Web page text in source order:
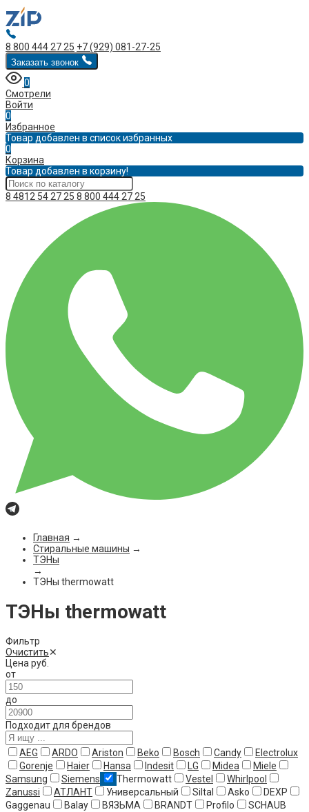
8 800 444 27 25 +7 (929) 081-27-25
Заказать звонок
0
Смотрели
Войти
0
Избранное
Товар добавлен в список избранных
0
Корзина
Товар добавлен в корзину!
8 4812 54 27 25 8 800 444 27 25
Главная →
Стиральные машины →
ТЭНы
→
ТЭНы thermowatt
ТЭНы thermowatt
Фильтр
Очистить✕
Ценаруб.
от
до
Подходит для брендов
AEG ARDO Ariston Beko Bosch Candy
Electrolux
Gorenje
Haier Hansa Indesit LG Midea
Miele
Samsung
Siemens Thermowatt Vestel
Whirlpool
Zanussi
АТЛАНТ Универсальный Siltal Asko
DEXP
Gaggenau
Balay ВЯЗЬМА BRANDT Profilo
SCHAUB